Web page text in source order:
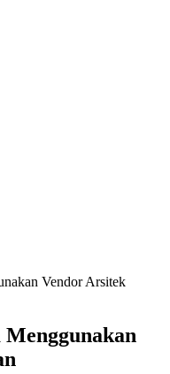
Vendor Arsitek
Menggunakan